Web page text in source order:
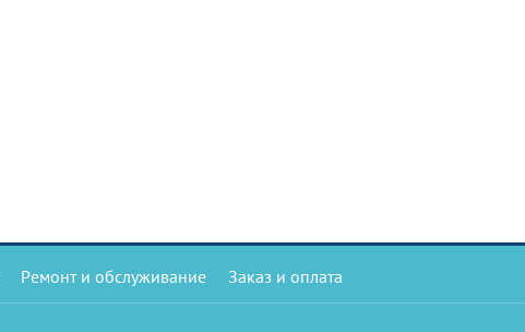
Ремонт и обслуживание Заказ и оплата